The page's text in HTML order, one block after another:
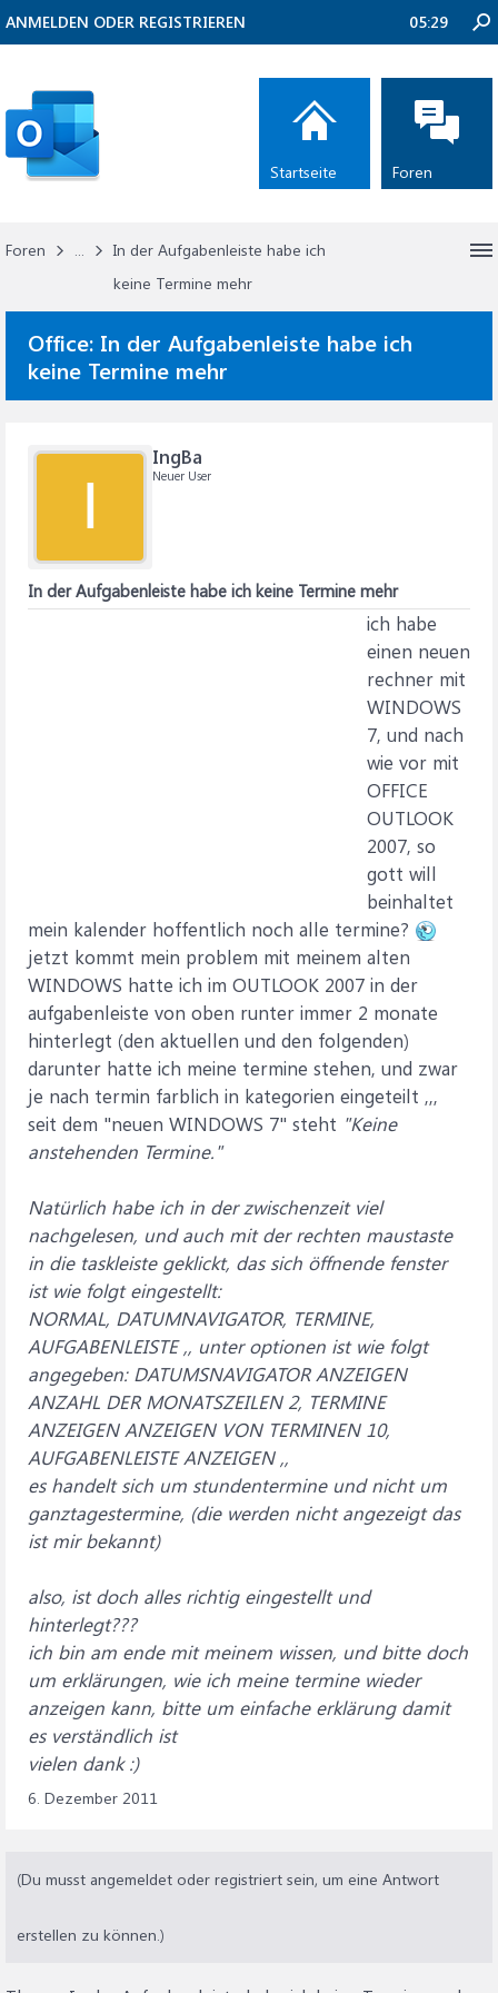
Foren ...
In der Aufgabenleiste habe ich
keine Termine mehr
Office: In der Aufgabenleiste habe ich
keine Termine mehr
I
IngBa
Neuer User
In der Aufgabenleiste habe ich keine Termine mehr
ich habe
einen neuen
rechner mit
WINDOWS
7, und nach
wie vor mit
OFFICE
OUTLOOK
2007, so
gott will
beinhaltet
mein kalender hoffentlich noch alle termine?
jetzt kommt mein problem mit meinem alten
WINDOWS hatte ich im OUTLOOK 2007 in der
aufgabenleiste von oben runter immer 2 monate
hinterlegt (den aktuellen und den folgenden)
darunter hatte ich meine termine stehen, und zwar
je nach termin farblich in kategorien eingeteilt ,,,
seit dem "neuen WINDOWS 7" steht "Keine
anstehenden Termine."
Natürlich habe ich in der zwischenzeit viel
nachgelesen, und auch mit der rechten maustaste
in die taskleiste geklickt, das sich öffnende fenster
ist wie folgt eingestellt:
NORMAL, DATUMNAVIGATOR, TERMINE,
AUFGABENLEISTE ,, unter optionen ist wie folgt
angegeben: DATUMSNAVIGATOR ANZEIGEN
ANZAHL DER MONATSZEILEN 2, TERMINE
ANZEIGEN ANZEIGEN VON TERMINEN 10,
AUFGABENLEISTE ANZEIGEN ,,
es handelt sich um stundentermine und nicht um
ganztagestermine, (die werden nicht angezeigt das
ist mir bekannt)
also, ist doch alles richtig eingestellt und
hinterlegt???
ich bin am ende mit meinem wissen, und bitte doch
um erklärungen, wie ich meine termine wieder
anzeigen kann, bitte um einfache erklärung damit
es verständlich ist
vielen dank :)
6. Dezember 2011
(Du musst angemeldet oder registriert sein, um eine Antwort
erstellen zu können.)
ANMELDEN ODER REGISTRIEREN 05:29
Startseite Foren